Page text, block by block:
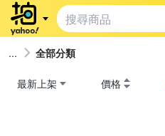
全部分類
最新上架 價格